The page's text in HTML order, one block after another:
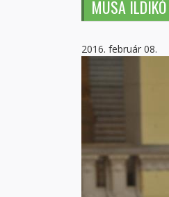
MUSA ILDIKÓ
2016. február 08.